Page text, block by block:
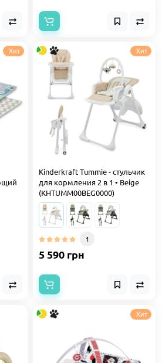
Хит Хит
Kinderkraft Tummie - стульчик
для кормления 2 в 1 • Beige
(KHTUMM00BEG0000)
1
5 590 грн
Хит